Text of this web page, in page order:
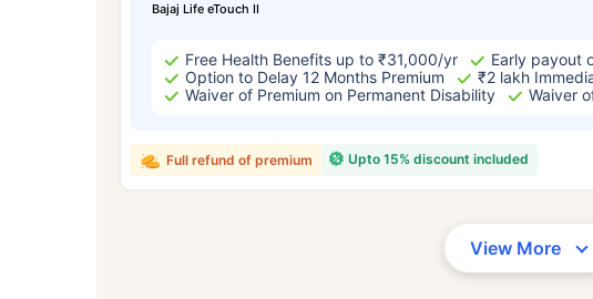
Bajaj Life eTouch II
Free Health Benefits up to ₹31,000/yr
Early payout
Option to Delay 12 Months Premium
₹2 lakh
Waiver of Premium on Permanent Disability
Waiver
Upto 15% discount included
Full refund of premium
View More